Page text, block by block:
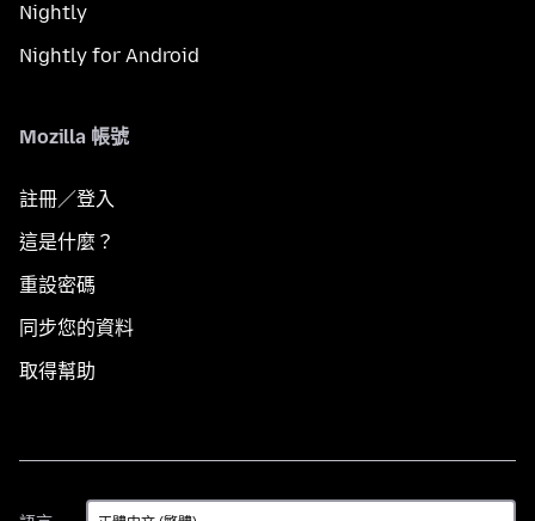
Nightly
Nightly for Android
Mozilla 帳號
註冊／登入
這是什麼？
重設密碼
同步您的資料
取得幫助
語